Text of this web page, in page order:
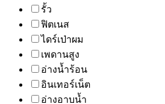
รั้ว
ฟิตเนส
ไดร์เป่าผม
เพดานสูง
อ่างน้ำร้อน
อินเทอร์เน็ต
อ่างอาบน้ำ